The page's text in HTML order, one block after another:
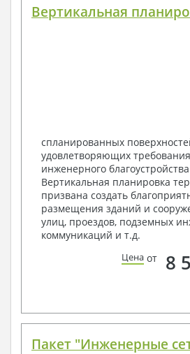
Поэтажные
Разрезы и состав
Фасады с ведомостью
Элементы проемов –
Ведомость перемычек –
Архитектурные узлы в
2. Конструктивный раздел:
Общие данные по проекту
Схемы расположения и
Элементы каркаса –
Схема расположения
Опоры перекрытия на
Элементы кровли – схемы
3. Инженерный раздел
за дополнительную плату):
Вертикальная
спланированных
удовлетворяющих
инженерного
Вертикальная планировка
призвана создать
размещения зданий и
улиц, проездов, подземных
коммуникаций и т.д.
Цена от 8
Пакет "Инженерные